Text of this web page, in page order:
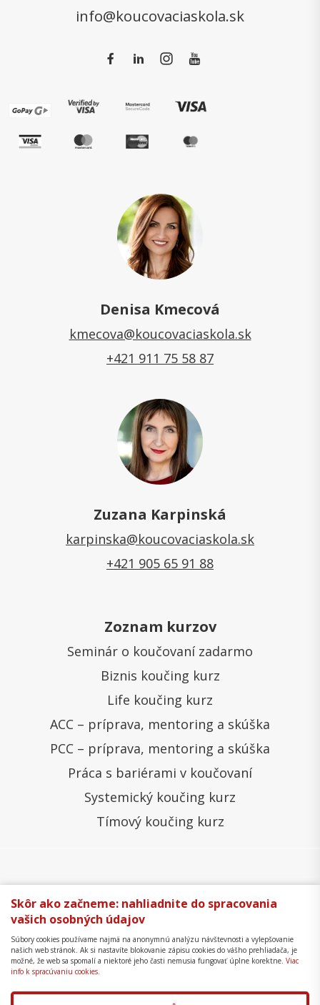
info@koucovaciaskola.sk
Denisa Kmecová
kmecova@koucovaciaskola.sk
+421 911 75 58 87
Zuzana Karpinská
karpinska@koucovaciaskola.sk
+421 905 65 91 88
Zoznam kurzov
Seminár o koučovaní zadarmo
Biznis koučing kurz
Life koučing kurz
ACC – príprava, mentoring a skúška
PCC – príprava, mentoring a skúška
Práca s bariérami v koučovaní
Systemický koučing kurz
Tímový koučing kurz
Všeobecné obchodné podmienky
Správa cookies
Ochrana osobných údajov
Formulár na odstúpenie
Mapa stránky
Copyright © 2018 - 2026 Business Coaching College,
s.r.o.
Skôr ako začneme: nahliadnite do spracovania
vašich osobných údajov
Súbory cookies používame najmä na anonymnú analýzu návštevnosti a vylepšovanie
našich web stránok. Ak si nastavíte blokovanie zápisu cookies do vášho prehliadača, je
možné, že web sa spomalí a niektoré jeho časti nemusia fungovať úplne korektne. Viac
info k spracúvaniu cookies.